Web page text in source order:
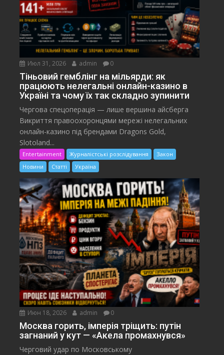
Июл 31, 2026 admin 0
Тіньовий гемблінг на мільярди: як
працюють нелегальні онлайн-казино в
Україні та чому їх так складно зупинити
Чергова спецоперація — лише вершина айсберга
Викриття правоохоронцями мережі нелегальних
онлайн-казино під брендами Dragons Gold,
Slotoland...
Entertainment Журналістські розслідування
Закон
Новини
Статті Україна
Июн 18, 2026 admin 0
Москва горить, імперія тріщить: путін
загнаний у кут — «Акела промахнувся»
Черговий удар по Московському